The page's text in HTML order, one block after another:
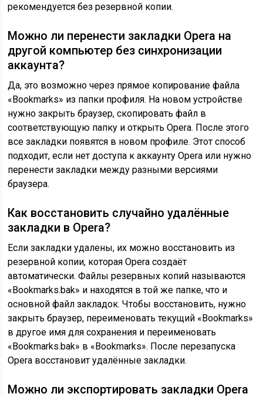
рекомендуется без резервной копии.
Можно ли перенести закладки Opera на
другой компьютер без синхронизации
аккаунта?
Да, это возможно через прямое копирование файла
«Bookmarks» из папки профиля. На новом устройстве
нужно закрыть браузер, скопировать файл в
соответствующую папку и открыть Opera. После этого
все закладки появятся в новом профиле. Этот способ
подходит, если нет доступа к аккаунту Opera или нужно
перенести закладки между разными версиями
браузера.
Как восстановить случайно удалённые
закладки в Opera?
Если закладки удалены, их можно восстановить из
резервной копии, которая Opera создаёт
автоматически. Файлы резервных копий называются
«Bookmarks.bak» и находятся в той же папке, что и
основной файл закладок. Чтобы восстановить, нужно
закрыть браузер, переименовать текущий «Bookmarks»
в другое имя для сохранения и переименовать
«Bookmarks.bak» в «Bookmarks». После перезапуска
Opera восстановит удалённые закладки.
Можно ли экспортировать закладки Opera